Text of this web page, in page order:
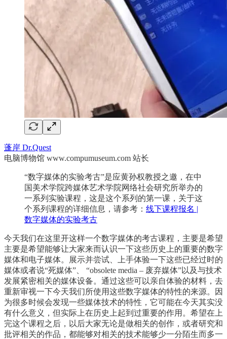
蓬岸 Dr.Quest
电脑博物馆 www.compumuseum.com 站长
“数字媒体的实验考古”是应黄孙权教授之邀，在中
国美术学院跨媒体艺术学院网络社会研究所举办的
一系列实验课程，这是这个系列的第一课，关于这
个系列课程的详细信息，请参考： 线下课程报名 |
数字媒体的实验考古
今天我们在这里开这样一个数字媒体的考古课程，主要是希望
主要是希望能够让大家来而认识一下这些历史上的重要的数字
媒体和电子媒体。展示并尝试、上手体验一下这些已经过时的
媒体或者说“死媒体”、 “obsolete media – 废弃媒体”以及与技术
发展紧密相关的媒体设备。通过这些可以亲自体验的材料，去
重新审视一下今天我们所使用这些数字媒体的特性的来源。因
为很多时候会发现一些媒体技术的特性，它可能在今天其实没
有什么意义，但实际上在历史上起到过重要的作用。希望在上
完这个课程之后，以后大家无论是做相关的创作，或者研究和
批评相关的作品，都能够对相关的技术能够少一分陌生而多一